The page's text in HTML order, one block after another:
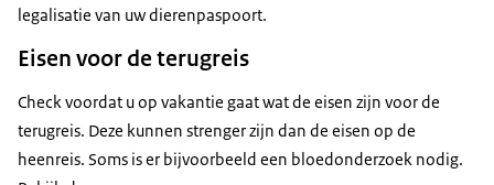
legalisatie van uw dierenpaspoort.
Eisen voor de terugreis
Check voordat u op vakantie gaat wat de eisen zijn voor de
terugreis. Deze kunnen strenger zijn dan de eisen op de
heenreis. Soms is er bijvoorbeeld een bloedonderzoek nodig.